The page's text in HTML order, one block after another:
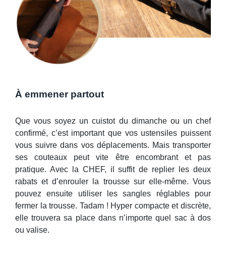
À emmener partout
Que vous soyez un cuistot du dimanche ou un chef
confirmé, c’est important que vos ustensiles puissent
vous suivre dans vos déplacements. Mais transporter
ses couteaux peut vite être encombrant et pas
pratique. Avec la CHEF, il suffit de replier les deux
rabats et d’enrouler la trousse sur elle-même. Vous
pouvez ensuite utiliser les sangles réglables pour
fermer la trousse. Tadam ! Hyper compacte et discrète,
elle trouvera sa place dans n’importe quel sac à dos
ou valise.